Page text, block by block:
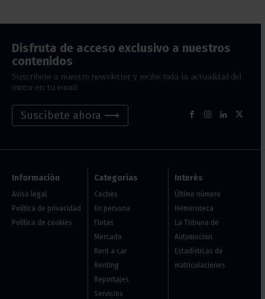
Disfruta de acceso exclusivo a nuestros
contenidos
Suscríbete a nuestro newsletter y recibe toda la actualidad del
motor en tu email.
Suscíbete ahora ⟶
Información
Aviso legal
Política de privacidad
Política de cookies
Categorías
Coches
En persona
Flotas
Mercado
Rent a car
Renting
Reportajes
Servicios
Interés
Último número
Hemeroteca
La Tribuna de
Automoción
Estadísticas de
matriculaciones